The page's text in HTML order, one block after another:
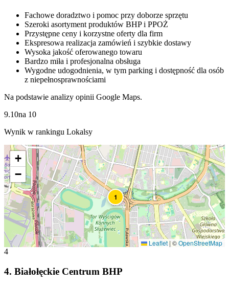
Fachowe doradztwo i pomoc przy doborze sprzętu
Szeroki asortyment produktów BHP i PPOŻ
Przystępne ceny i korzystne oferty dla firm
Ekspresowa realizacja zamówień i szybkie dostawy
Wysoka jakość oferowanego towaru
Bardzo miła i profesjonalna obsługa
Wygodne udogodnienia, w tym parking i dostępność dla osób
z niepełnosprawnościami
Na podstawie analizy opinii Google Maps.
9.10na 10
Wynik w rankingu Lokalsy
1
+
−
Leaflet|©OpenStreetMap
4
4. Białołęckie Centrum BHP